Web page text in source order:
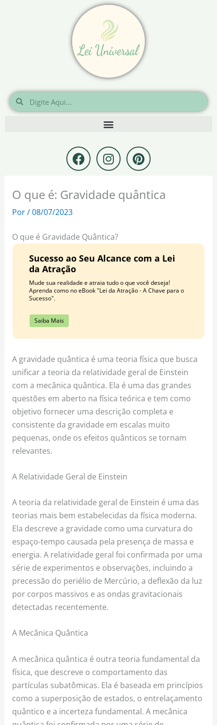
Pesquisar
Pesquisar
F
a
c
e
b
k
I
n
s
t
a
a
m
P
i
n
t
e
t
O que é: Gravidade quântica
Por/08/07/2023
O que é Gravidade Quântica?
Sucesso ao Seu Alcance com a Lei
da Atração
Mude sua realidade e atraia tudo o que você deseja!
Aprenda como no eBook "Lei da Atração - A Chave para o
Sucesso".
Saiba Mais
A gravidade quântica é uma teoria física que busca
unificar a teoria da relatividade geral de Einstein
com a mecânica quântica. Ela é uma das grandes
questões em aberto na física teórica e tem como
objetivo fornecer uma descrição completa e
consistente da gravidade em escalas muito
pequenas, onde os efeitos quânticos se tornam
relevantes.
A Relatividade Geral de Einstein
A teoria da relatividade geral de Einstein é uma das
teorias mais bem estabelecidas da física moderna.
Ela descreve a gravidade como uma curvatura do
espaço-tempo causada pela presença de massa e
energia. A relatividade geral foi confirmada por uma
série de experimentos e observações, incluindo a
precessão do periélio de Mercúrio, a deflexão da luz
por corpos massivos e as ondas gravitacionais
detectadas recentemente.
A Mecânica Quântica
A mecânica quântica é outra teoria fundamental da
física, que descreve o comportamento das
partículas subatômicas. Ela é baseada em princípios
como a superposição de estados, o entrelaçamento
quântico e a incerteza fundamental. A mecânica